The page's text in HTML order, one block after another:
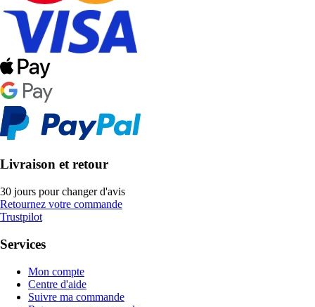
Livraison et retour
30 jours pour changer d'avis
Retournez votre commande
Trustpilot
Services
Mon compte
Centre d'aide
Suivre ma commande